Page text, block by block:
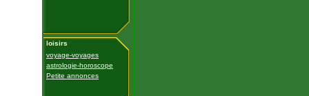
loisirs
voyage-voyages
astrologie-horoscope
Petite annonces